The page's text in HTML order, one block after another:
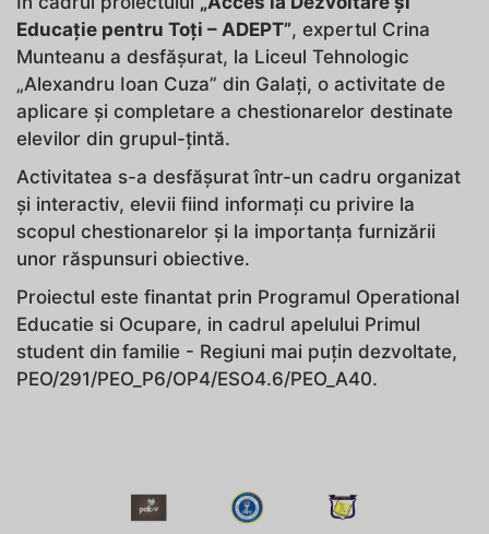
Educație pentru Toți – ADEPT”, expertul Crina
Munteanu a desfășurat, la Liceul Tehnologic
„Alexandru Ioan Cuza” din Galați, o activitate de
aplicare și completare a chestionarelor destinate
elevilor din grupul-țintă.
Activitatea s-a desfășurat într-un cadru organizat
și interactiv, elevii fiind informați cu privire la
scopul chestionarelor și la importanța furnizării
unor răspunsuri obiective.
Proiectul este finantat prin Programul Operational
Educatie si Ocupare, in cadrul apelului Primul
student din familie - Regiuni mai puțin dezvoltate,
PEO/291/PEO_P6/OP4/ESO4.6/PEO_A40.